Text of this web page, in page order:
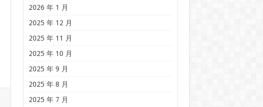
2026 年 1 月
2025 年 12 月
2025 年 11 月
2025 年 10 月
2025 年 9 月
2025 年 8 月
2025 年 7 月